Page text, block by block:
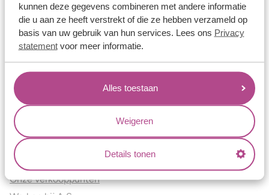
kunnen deze gegevens combineren met andere informatie
die u aan ze heeft verstrekt of die ze hebben verzameld op
basis van uw gebruik van hun services. Lees ons Privacy
statementvoor meer informatie.
Alles toestaan
Weigeren
Details tonen
Historie
Certificaten
Blogs
Jouw voordelen
Conflictvrije Materialen
Oneindig veel mogelijkheden
Kwaliteit
Juweliers & Contact
Onze verkooppunten